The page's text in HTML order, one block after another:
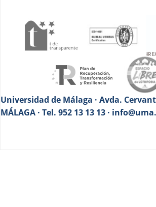
Universidad de Málaga · Avda.
MÁLAGA · Tel. 952 13 13 13 ·